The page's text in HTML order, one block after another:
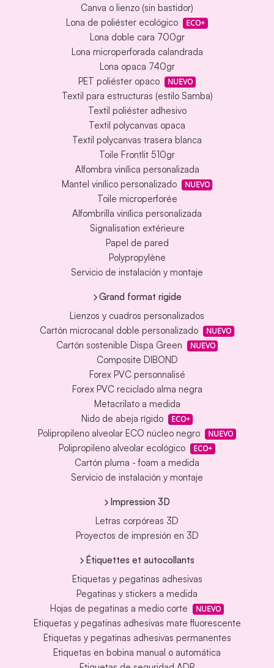
Canva o lienzo (sin bastidor)
Lona de poliéster ecológico
ECO+
Lona doble cara 700gr
Lona microperforada calandrada
Lona opaca 740gr
PET poliéster opaco
NUEVO
Textil para estructuras (estilo Samba)
Textil poliéster adhesivo
Textil polycanvas opaca
Textil polycanvas trasera blanca
Toile Frontlit 510gr
Alfombra vinílica personalizada
Mantel vinílico personalizado
NUEVO
Toile microperforée
Alfombrilla vinílica personalizada
Signalisation extérieure
Papel de pared
Polypropylène
Servicio de instalación y montaje
Grand format rigide
Lienzos y cuadros personalizados
Cartón microcanal doble personalizado
NUEVO
Cartón sostenible Dispa Green NUEVO
Composite DIBOND
Forex PVC personnalisé
Forex PVC reciclado alma negra
Metacrilato a medida
Nido de abeja rígido
ECO+
Polipropileno alveolar ECO núcleo negro NUEVO
Polipropileno alveolar ecológico ECO+
Cartón pluma - foam a medida
Servicio de instalación y montaje
Impression 3D
Letras corpóreas 3D
Proyectos de impresión en 3D
Étiquettes et autocollants
Etiquetas y pegatinas adhesivas
Pegatinas y stickers a medida
Hojas de pegatinas a medio corte
NUEVO
Etiquetas y pegatinas adhesivas mate fluorescente
Etiquetas y pegatinas adhesivas permanentes
Etiquetas en bobina manual o automática